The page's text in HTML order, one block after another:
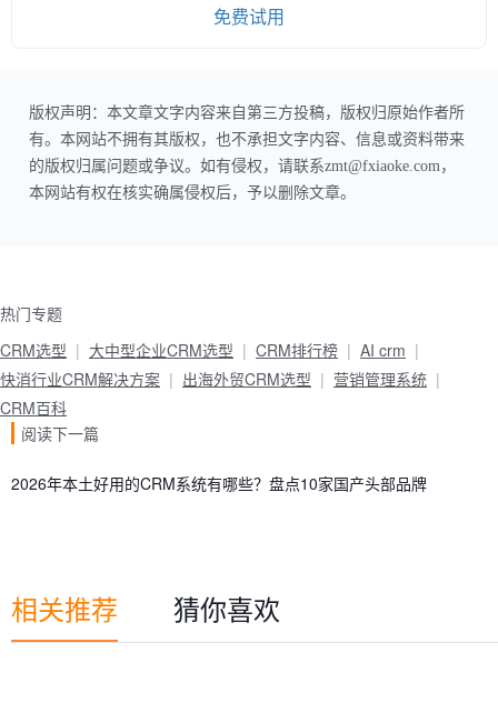
免费试用
版权声明：本文章文字内容来自第三方投稿，版权归原始作者所
有。本网站不拥有其版权，也不承担文字内容、信息或资料带来
的版权归属问题或争议。如有侵权，请联系zmt@fxiaoke.com，
本网站有权在核实确属侵权后，予以删除文章。
热门专题
CRM选型
大中型企业CRM选型 CRM排行榜
AI crm
快消行业CRM解决方案
出海外贸CRM选型
营销管理系统
CRM百科
阅读下一篇
2026年本土好用的CRM系统有哪些？盘点10家国产头部品牌
相关推荐 猜你喜欢